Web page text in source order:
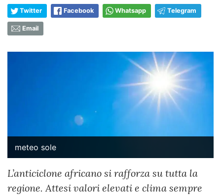
Twitter Facebook Whatsapp Telegram
Email
meteo sole
L’anticiclone africano si rafforza su tutta la
regione. Attesi valori elevati e clima sempre